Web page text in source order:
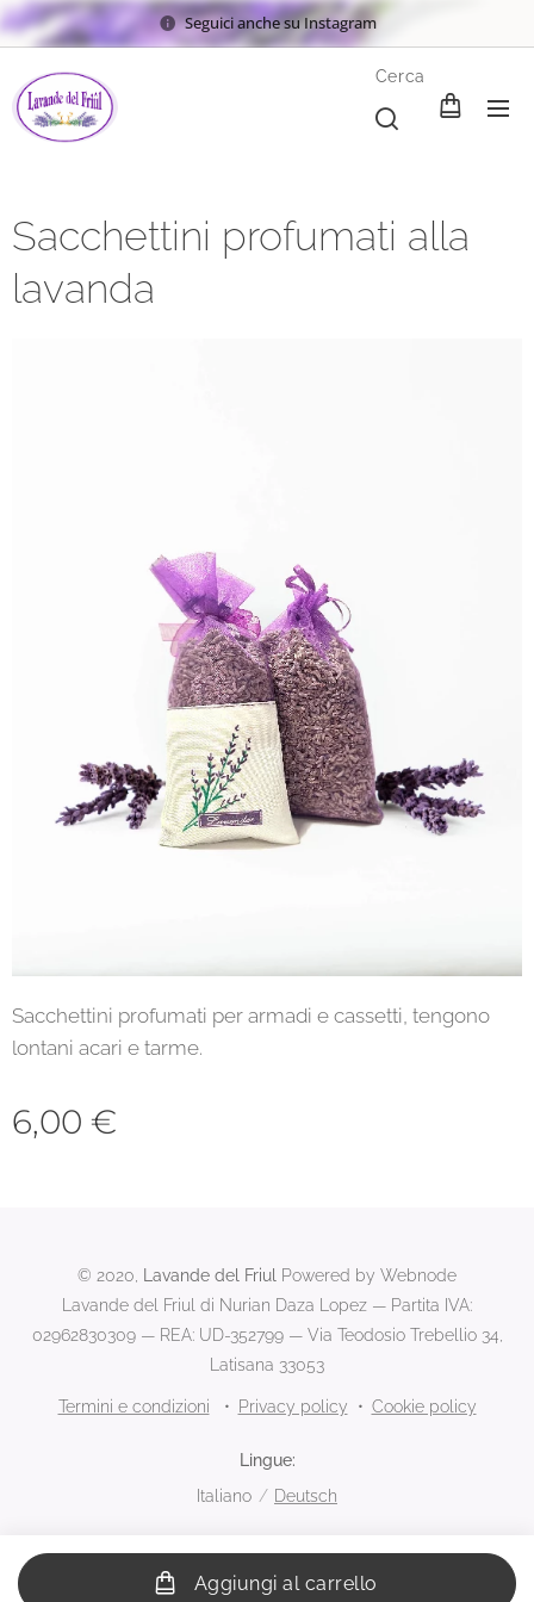
Seguici anche su Instagram
Cerca
Sacchettini profumati alla
lavanda
Sacchettini profumati per armadi e cassetti, tengono
lontani acari e tarme.
6,00 €
Aggiungi al carrello
© 2020, Lavande del Friul
Powered by Webnode
Lavande del Friul di Nurian Daza Lopez — Partita IVA:
02962830309 — REA: UD-352799 — Via Teodosio Trebellio 34,
Latisana 33053
Termini e condizioni Privacy policy Cookie policy
Lingue
Italiano
Deutsch